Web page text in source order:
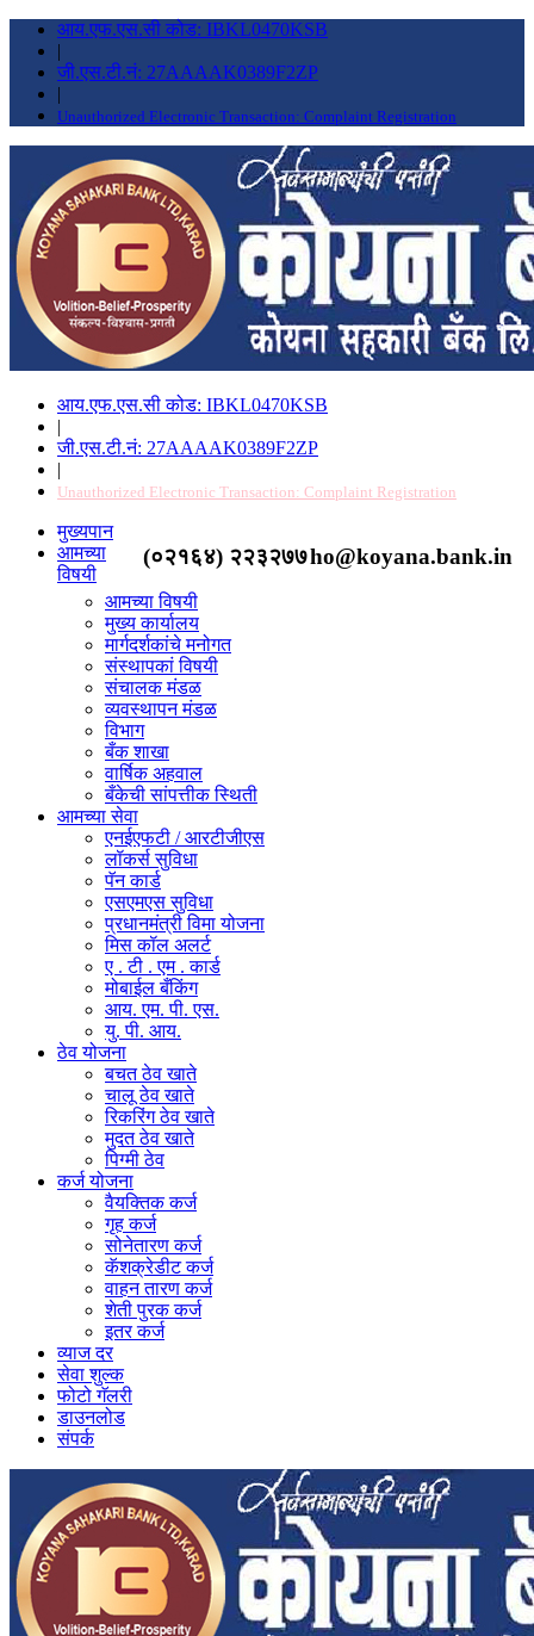
आय.एफ.एस.सी कोड: IBKL0470KSB
|
जी.एस.टी.नं: 27AAAAK0389F2ZP
|
Unauthorized Electronic Transaction: Complaint Registration
आय.एफ.एस.सी कोड: IBKL0470KSB
|
जी.एस.टी.नं: 27AAAAK0389F2ZP
|
Unauthorized Electronic Transaction: Complaint Registration
ho@koyana.bank.in
(०२१६४) २२३२७७
मुख्यपान
आमच्या
विषयी
आमच्या विषयी
मुख्य कार्यालय
मार्गदर्शकांचे मनोगत
संस्थापकां विषयी
संचालक मंडळ
व्यवस्थापन मंडळ
विभाग
बँक शाखा
वार्षिक अहवाल
बँकेची सांपत्तीक स्थिती
आमच्या सेवा
एनईएफटी / आरटीजीएस
लॉकर्स सुविधा
पॅन कार्ड
एसएमएस सुविधा
प्रधानमंत्री विमा योजना
मिस कॉल अलर्ट
ए . टी . एम . कार्ड
मोबाईल बँकिंग
आय. एम. पी. एस.
यु. पी. आय.
ठेव योजना
बचत ठेव खाते
चालू ठेव खाते
रिकरिंग ठेव खाते
मुदत ठेव खाते
पिग्मी ठेव
कर्ज योजना
वैयक्तिक कर्ज
गृह कर्ज
सोनेतारण कर्ज
कॅशक्रेडीट कर्ज
वाहन तारण कर्ज
शेती पुरक कर्ज
इतर कर्ज
व्याज दर
सेवा शुल्क
फोटो गॅलरी
डाउनलोड
संपर्क